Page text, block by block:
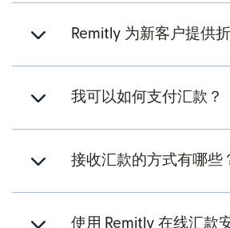
Remitly 为新客户提供
我可以如何支付汇款？
接收汇款的方式有哪些
使用 Remitly 在线汇款